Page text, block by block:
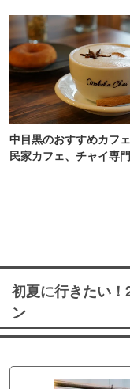
中目黒のおすすめカフ
民家カフェ、チャイ専
初夏に行きたい
ン